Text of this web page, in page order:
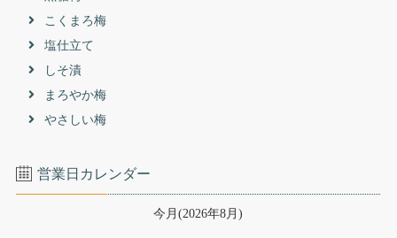
こくまろ梅
塩仕立て
しそ漬
まろやか梅
やさしい梅
営業日カレンダー
今月(2026年8月)